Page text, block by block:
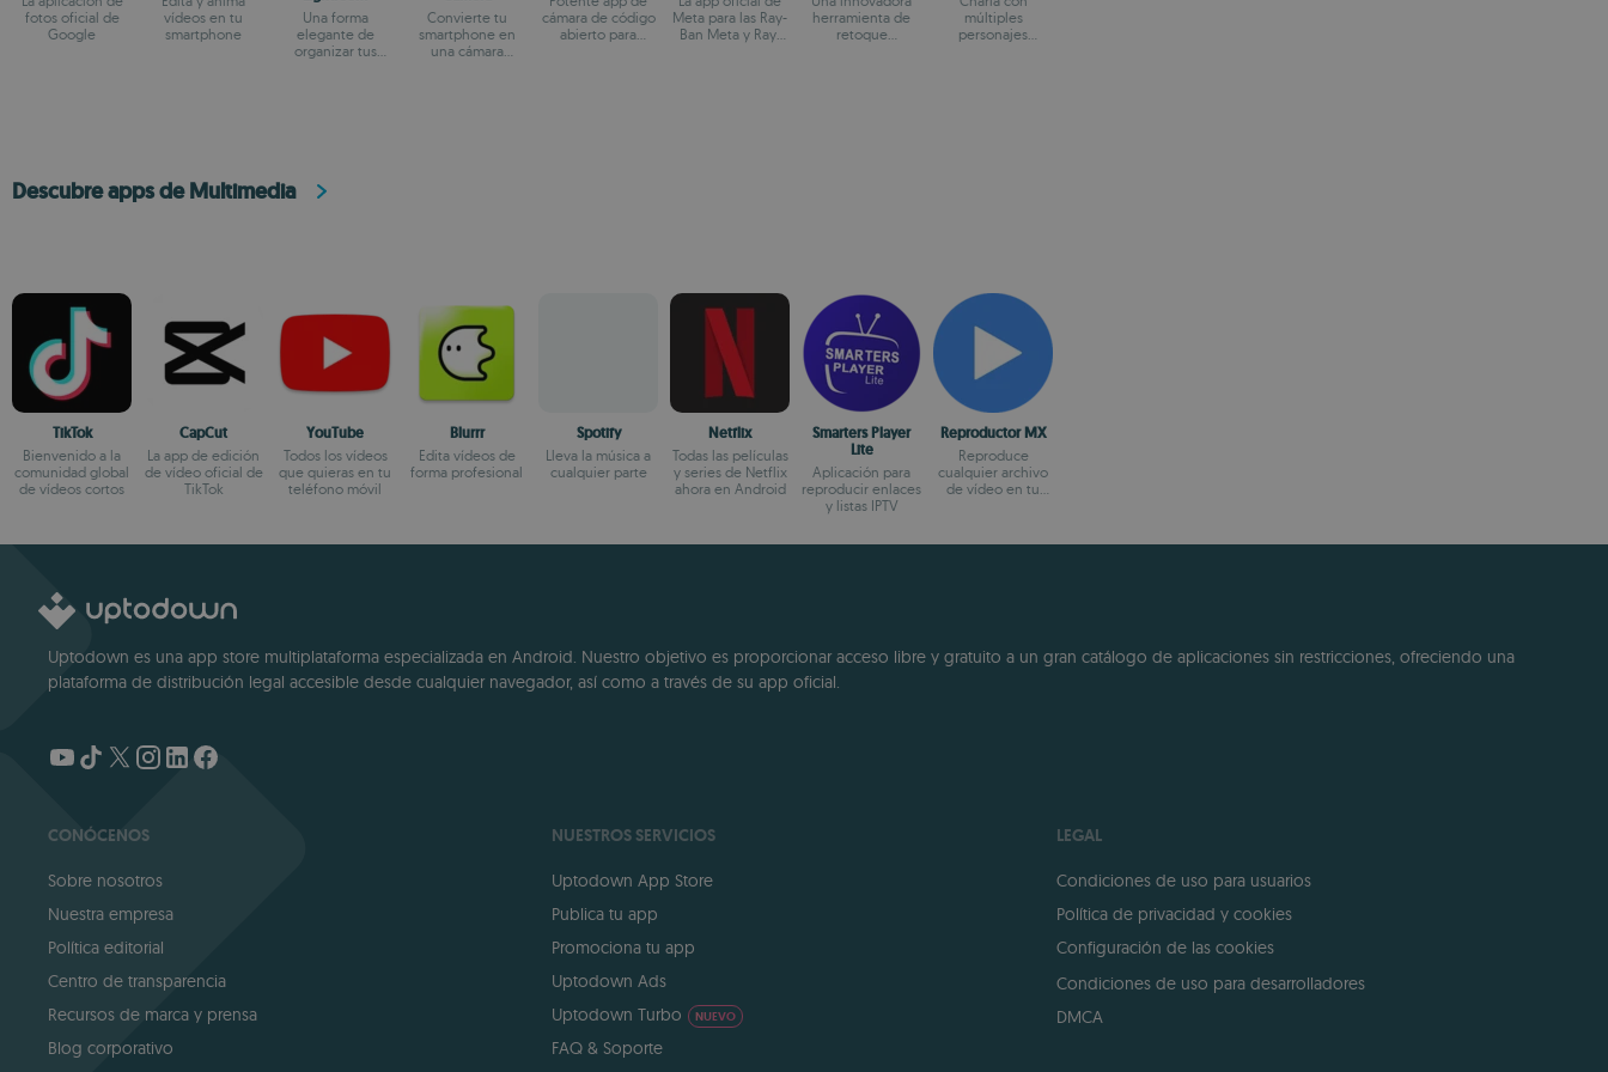
fotos oficial de
Google
vídeos en tu
smartphone
Una forma
elegante de
organizar tus
Convierte tu
smartphone en
una cámara
cámara de código
abierto para
Meta para las Ray-
Ban Meta y Ray-
herramienta de
retoque
múltiples
personajes
Descubre apps de Multimedia
TikTok
Bienvenido a la
comunidad global
de vídeos cortos
CapCut
La app de edición
de vídeo oficial de
TikTok
YouTube
Todos los vídeos
que quieras en tu
teléfono móvil
Blurrr
Edita vídeos de
forma profesional
Spotify
Lleva la música a
cualquier parte
Netflix
Todas las películas
y series de Netflix
ahora en Android
Smarters Player
Lite
Aplicación para
reproducir enlaces
y listas IPTV
Reproductor MX
Reproduce
cualquier archivo
de vídeo en tu
Uptodown es una app store multiplataforma especializada en Android. Nuestro objetivo es proporcionar acceso libre y gratuito a un gran catálogo de aplicaciones sin restricciones, ofreciendo una
plataforma de distribución legal accesible desde cualquier navegador, así como a través de su app oficial.
CONÓCENOS
Sobre nosotros
Nuestra empresa
Política editorial
Centro de transparencia
Recursos de marca y prensa
Blog corporativo
NUESTROS SERVICIOS
Uptodown App Store
Publica tu app
Promociona tu app
Uptodown Ads
Uptodown Turbo
NUEVO
FAQ & Soporte
LEGAL
Condiciones de uso para usuarios
Política de privacidad y cookies
Configuración de las cookies
Condiciones de uso para desarrolladores
DMCA